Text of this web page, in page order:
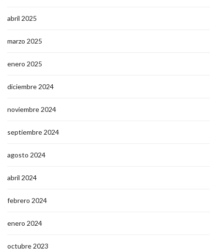
abril 2025
marzo 2025
enero 2025
diciembre 2024
noviembre 2024
septiembre 2024
agosto 2024
abril 2024
febrero 2024
enero 2024
octubre 2023